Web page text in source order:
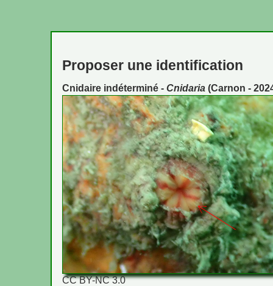
Proposer une identification
Cnidaire indéterminé -Cnidaria (Carnon -
CC BY-NC 3.0